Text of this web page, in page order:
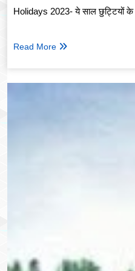
Holidays 2023- ये साल छुट्टियों के
Read More